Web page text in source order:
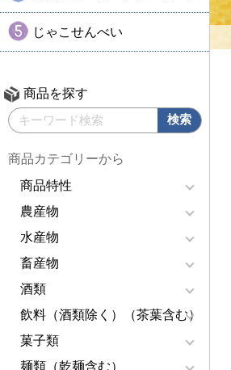
じゃこせんべい
商品を探す
商品カテゴリーから
商品特性
農産物
水産物
畜産物
酒類
飲料（酒類除く）（茶葉含む）
菓子類
麺類（乾麺含む）